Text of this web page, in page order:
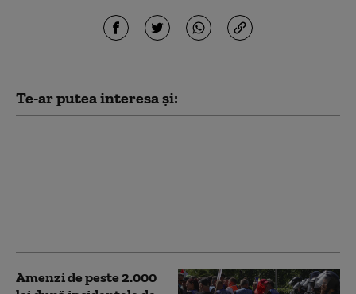
Te-ar putea interesa și:
Amenzi de peste 2.000